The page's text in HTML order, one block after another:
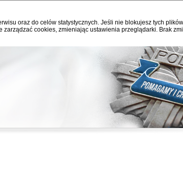
oraz do celów statystycznych. Jeśli nie blokujesz tych
cookies, zmieniając ustawienia przeglądarki. Brak